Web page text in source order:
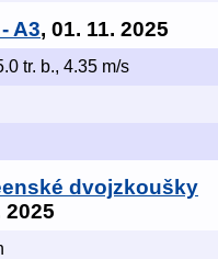
A3, 01. 11. 2025
tr. b., 4.35 m/s
dvojzkoušky
2025